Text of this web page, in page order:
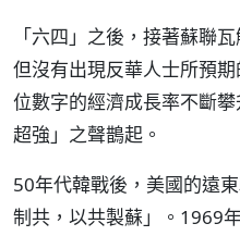
「六四」之後，接著蘇聯
但沒有出現反華人士所預
位數字的經濟成長率不斷
超強」之聲鵲起。
50年代韓戰後，美國的遠
制共，以共製蘇」。1969